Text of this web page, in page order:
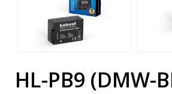
HL-PB9 (DMW-